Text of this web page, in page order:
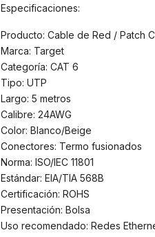
Especificaciones:
Producto: Cable de Red / Patch
Marca: Target
Categoría: CAT 6
Tipo: UTP
Largo: 5 metros
Calibre: 24AWG
Color: Blanco/Beige
Conectores: Termo fusionados
Norma: ISO/IEC 11801
Estándar: EIA/TIA 568B
Certificación: ROHS
Presentación: Bolsa
Uso recomendado: Redes